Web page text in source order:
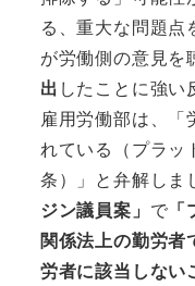
る、重大な問題
が労働側の意見を
出 したことに強い
雇用労働部は、「
れている（プラッ
条）」と弁解しま
ジン議員案」 で
関係法上の勤労者
労者に該当しない